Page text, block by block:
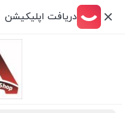
دریافت اپلیکیشن